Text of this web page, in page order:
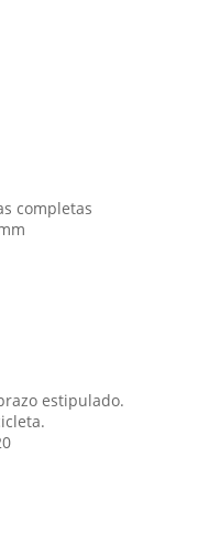
completas
estipulado.